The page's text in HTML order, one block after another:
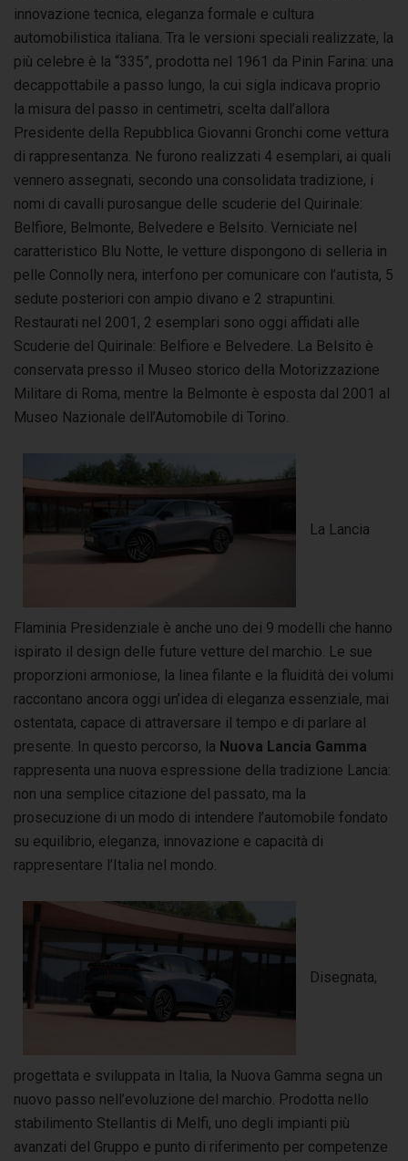
innovazione tecnica, eleganza formale e cultura
automobilistica italiana. Tra le versioni speciali realizzate, la
più celebre è la “335”, prodotta nel 1961 da Pinin Farina: una
decappottabile a passo lungo, la cui sigla indicava proprio
la misura del passo in centimetri, scelta dall’allora
Presidente della Repubblica Giovanni Gronchi come vettura
di rappresentanza. Ne furono realizzati 4 esemplari, ai quali
vennero assegnati, secondo una consolidata tradizione, i
nomi di cavalli purosangue delle scuderie del Quirinale:
Belfiore, Belmonte, Belvedere e Belsito. Verniciate nel
caratteristico Blu Notte, le vetture dispongono di selleria in
pelle Connolly nera, interfono per comunicare con l’autista, 5
sedute posteriori con ampio divano e 2 strapuntini.
Restaurati nel 2001, 2 esemplari sono oggi affidati alle
Scuderie del Quirinale: Belfiore e Belvedere. La Belsito è
conservata presso il Museo storico della Motorizzazione
Militare di Roma, mentre la Belmonte è esposta dal 2001 al
Museo Nazionale dell’Automobile di Torino.
La Lancia
Flaminia Presidenziale è anche uno dei 9 modelli che hanno
ispirato il design delle future vetture del marchio. Le sue
proporzioni armoniose, la linea filante e la fluidità dei volumi
raccontano ancora oggi un’idea di eleganza essenziale, mai
ostentata, capace di attraversare il tempo e di parlare al
presente. In questo percorso, la Nuova Lancia Gamma
rappresenta una nuova espressione della tradizione Lancia:
non una semplice citazione del passato, ma la
prosecuzione di un modo di intendere l’automobile fondato
su equilibrio, eleganza, innovazione e capacità di
rappresentare l’Italia nel mondo.
Disegnata,
progettata e sviluppata in Italia, la Nuova Gamma segna un
nuovo passo nell’evoluzione del marchio. Prodotta nello
stabilimento Stellantis di Melfi, uno degli impianti più
avanzati del Gruppo e punto di riferimento per competenze